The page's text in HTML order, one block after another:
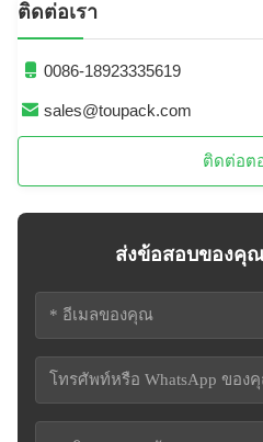
ติดต่อเรา
0086-18923335619
sales@toupack.com
ติดต่อต
ส่งข้อสอบของคุ